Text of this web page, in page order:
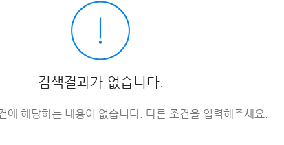
검색결과가 없습니다.
에 해당하는 내용이 없습니다. 다른 조건을 입력해주세요.